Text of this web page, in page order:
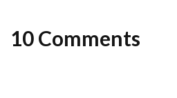
10 Comments